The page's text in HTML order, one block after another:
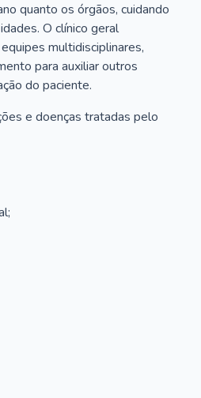
quanto os órgãos, cuidando
O clínico geral
multidisciplinares,
para auxiliar outros
do paciente.
e doenças tratadas pelo